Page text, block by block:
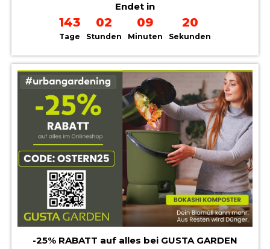
Endet in
143
Tage
02
Stunden
09
Minuten
19
Sekunden
-25% RABATT auf alles bei GUSTA GARDEN